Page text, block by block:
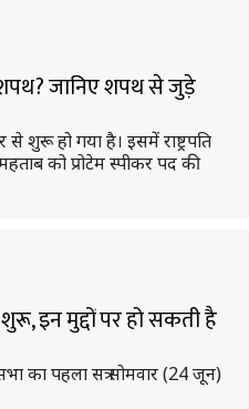
जानिए शपथ से जुड़े
से शुरू हो गया है। इसमें राष्ट्रपति
को प्रोटेम स्पीकर पद की
इन मुद्दों पर हो सकती है
का पहला सत्र सोमवार (24 जून)